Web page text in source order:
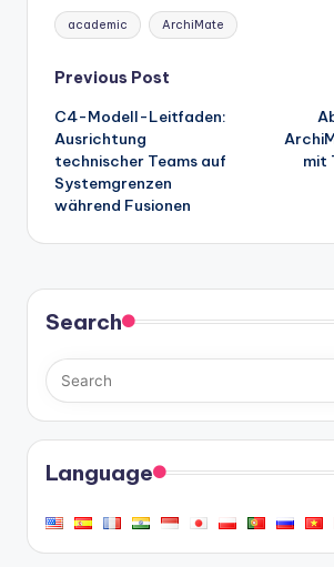
Tags:
academic ArchiMate
Post
navigation
Previous Post
C4-Modell-Leitfaden:
Ausrichtung
technischer Teams auf
Systemgrenzen
während Fusionen
mit
Search
Language